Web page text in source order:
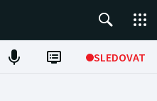
SLEDOVAT